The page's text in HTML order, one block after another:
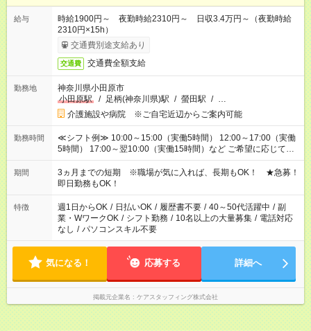
給与
時給1900円～ 夜勤時給2310円～ 日収3.4万円～（夜勤時給
2310円×15h）
交通費別途支給あり
交通費 交通費全額支給
勤務地
神奈川県小田原市
小田原駅
/ 足柄(神奈川県)駅 / 螢田駅 / …
介護施設や病院 ※ご自宅近辺からご案内可能
勤務時間
≪シフト例≫ 10:00～15:00（実働5時間） 12:00～17:00（実働
5時間） 17:00～翌10:00（実働15時間）など ご希望に応じて、
働く時間は調整できます！ お気軽に担当へ相談ください！
期間
3ヵ月までの短期 ※職場が気に入れば、長期もOK！ ★急募！
即日勤務もOK！
特徴 週1日からOK / 日払いOK / 履歴書不要 / 40～50代活躍中 / 副
業・WワークOK / シフト勤務 / 10名以上の大量募集 / 電話対応
なし / パソコンスキル不要
気になる！ 応募する 詳細へ
掲載元企業名 ケアスタッフィング株式会社